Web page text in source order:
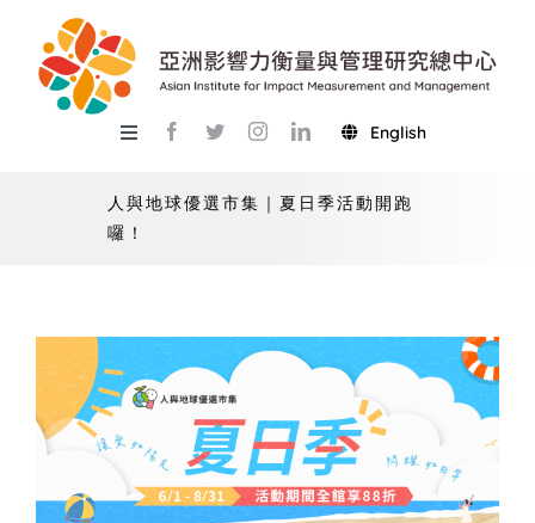
content
Toggle
活動
English
人與地球優選市集｜夏日季活動開跑
囉！